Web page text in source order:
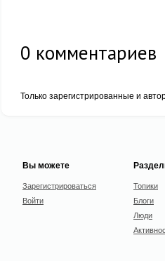
0 комментариев
Только зарегистрированные и
Вы можете
Зарегистрироваться
Войти
Топики
Блоги
Люди